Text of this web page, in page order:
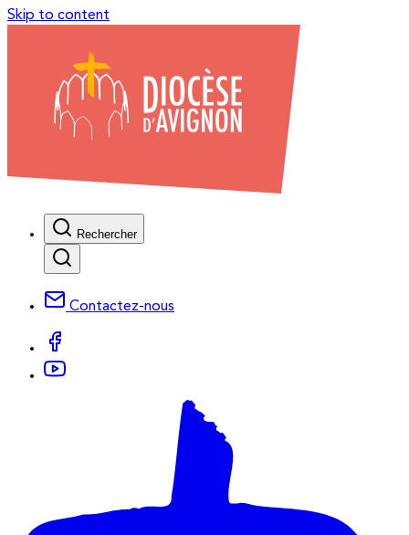
Skip to content
Rechercher
Contactez-nous